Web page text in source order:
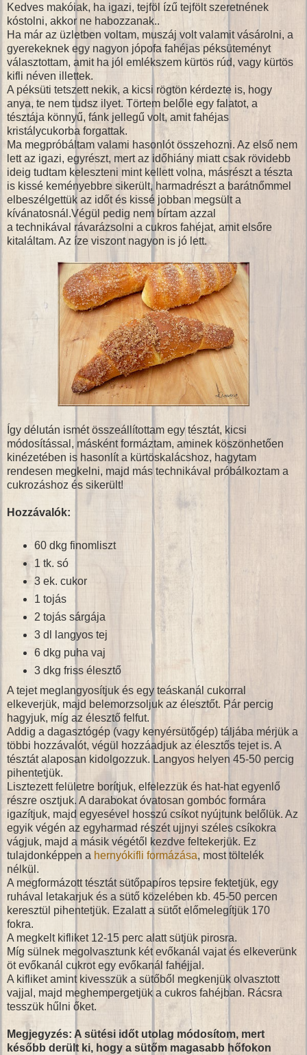
Kedves makóiak, ha igazi, tejföl ízű tejfölt szeretnének
kóstolni, akkor ne habozzanak..
Ha már az üzletben voltam, muszáj volt valamit vásárolni, a
gyerekeknek egy nagyon jópofa fahéjas péksüteményt
választottam, amit ha jól emlékszem kürtös rúd, vagy kürtös
kifli néven illettek.
A péksüti tetszett nekik, a kicsi rögtön kérdezte is, hogy
anya, te nem tudsz ilyet. Törtem belőle egy falatot, a
tésztája könnyű, fánk jellegű volt, amit fahéjas
kristálycukorba forgattak.
Ma megpróbáltam valami hasonlót összehozni. Az első nem
lett az igazi, egyrészt, mert az időhiány miatt csak rövidebb
ideig tudtam keleszteni mint kellett volna, másrészt a tészta
is kissé keményebbre sikerült, harmadrészt a barátnőmmel
elbeszélgettük az időt és kissé jobban megsült a
kívánatosnál.Végül pedig nem bírtam azzal
a technikával rávarázsolni a cukros fahéjat, amit elsőre
kitaláltam. Az íze viszont nagyon is jó lett.
Így délután ismét összeállítottam egy tésztát, kicsi
módosítással, másként formáztam, aminek köszönhetően
kinézetében is hasonlít a kürtöskalácshoz, hagytam
rendesen megkelni, majd más technikával próbálkoztam a
cukrozáshoz és sikerült!
Hozzávalók:
60 dkg finomliszt
1 tk. só
3 ek. cukor
1 tojás
2 tojás sárgája
3 dl langyos tej
6 dkg puha vaj
3 dkg friss élesztő
A tejet meglangyosítjuk és egy teáskanál cukorral
elkeverjük, majd belemorzsoljuk az élesztőt. Pár percig
hagyjuk, míg az élesztő felfut.
Addig a dagasztógép (vagy kenyérsütőgép) táljába mérjük a
többi hozzávalót, végül hozzáadjuk az élesztős tejet is. A
tésztát alaposan kidolgozzuk. Langyos helyen 45-50 percig
pihentetjük.
Lisztezett felületre borítjuk, elfelezzük és hat-hat egyenlő
részre osztjuk. A darabokat óvatosan gombóc formára
igazítjuk, majd egyesével hosszú csíkot nyújtunk belőlük. Az
egyik végén az egyharmad részét ujjnyi széles csíkokra
vágjuk, majd a másik végétől kezdve feltekerjük. Ez
tulajdonképpen a hernyókifli formázása, most töltelék
nélkül.
A megformázott tésztát sütőpapíros tepsire fektetjük, egy
ruhával letakarjuk és a sütő közelében kb. 45-50 percen
keresztül pihentetjük. Ezalatt a sütőt előmelegítjük 170
fokra.
A megkelt kifliket 12-15 perc alatt sütjük pirosra.
Míg sülnek megolvasztunk két evőkanál vajat és elkeverünk
öt evőkanál cukrot egy evőkanál fahéjjal.
A kifliket amint kivesszük a sütőből megkenjük olvasztott
vajjal, majd meghempergetjük a cukros fahéjban. Rácsra
tesszük hűlni őket.
Megjegyzés: A sütési időt utolag módosítom, mert
később derült ki, hogy a sütőm magasabb hőfokon